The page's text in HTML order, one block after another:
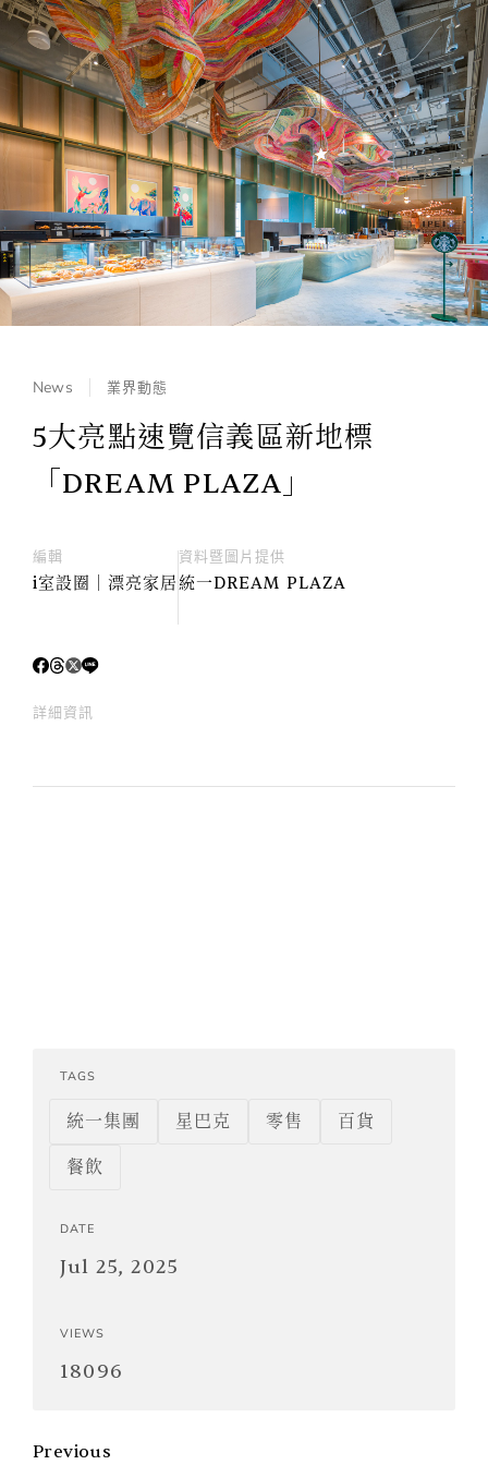
News 業界動態
5大亮點速覽信義區新地標
「DREAM PLAZA」
編輯
i室設圈│漂亮家居
資料暨圖片提供
統一DREAM PLAZA
詳細資訊
TAGS
統一集團 星巴克 零售 百貨
餐飲
DATE
Jul 25, 2025
VIEWS
18096
Previous